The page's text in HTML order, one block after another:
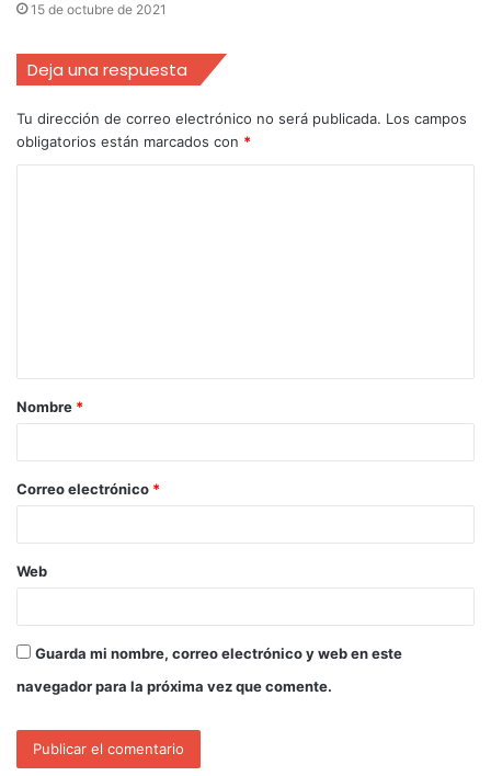
15 de octubre de 2021
Deja una respuesta
Tu dirección de correo electrónico no será publicada. Los campos
obligatorios están marcados con *
Nombre *
Correo electrónico *
Web
Guarda mi nombre, correo electrónico y web en este
navegador para la próxima vez que comente.